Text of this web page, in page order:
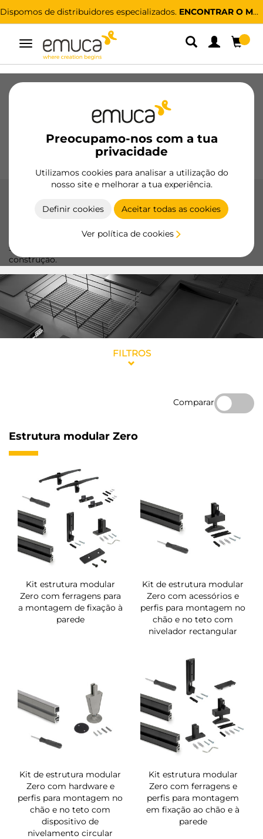
Dispomos de distribuidores especializados. ENCONTRAR O MAIS PRÓXIMO
Alternar
navegação
Preocupamo-nos com a tua
privacidade
Utilizamos cookies para analisar a utilização do
nosso site e melhorar a tua experiência.
Definir cookies Aceitar todas as cookies
Ver política de cookies
Dobradiças
Cozinha Montagem
Puxadores Bases Expositores
Roupeiros
parafusos e porcas, projetados para garantir uma fixação
segura e durável em seus projetos de mobiliário e
construção.
FILTROS
Comparar
Estrutura modular Zero
Kit estrutura modular
Zero com ferragens para
a montagem de fixação à
parede
Kit de estrutura modular
Zero com acessórios e
perfis para montagem no
chão e no teto com
nivelador rectangular
Kit de estrutura modular
Zero com hardware e
perfis para montagem no
chão e no teto com
dispositivo de
nivelamento circular
Kit estrutura modular
Zero com ferragens e
perfis para montagem
em fixação ao chão e à
parede